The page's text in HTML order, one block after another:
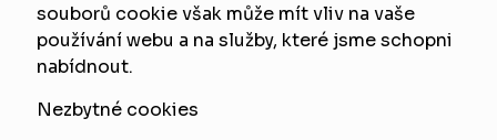
souborů cookie však může mít vliv na vaše
používání webu a na služby, které jsme schopni
nabídnout.
Nezbytné cookies